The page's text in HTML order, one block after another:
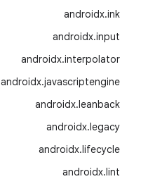
androidx.ink
androidx.input
androidx.interpolator
androidx.javascriptengine
androidx.leanback
androidx.legacy
androidx.lifecycle
androidx.lint